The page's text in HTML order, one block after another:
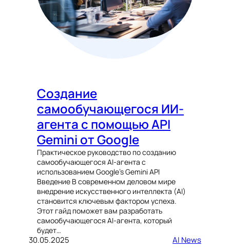
Создание
самообучающегося ИИ-
агента с помощью API
Gemini от Google
Практическое руководство по созданию
самообучающегося AI-агента с
использованием Google’s Gemini API
Введение В современном деловом мире
внедрение искусственного интеллекта (AI)
становится ключевым фактором успеха.
Этот гайд поможет вам разработать
самообучающегося AI-агента, который
будет…
30.05.2025 AI News